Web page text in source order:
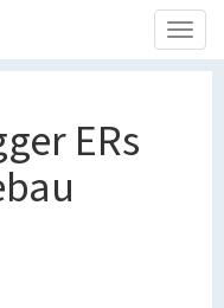
ERs